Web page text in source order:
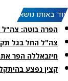
עוד באותו נושא:
הפרה בוטה: צה"ל
צה"ל החל בגל
חיזבאללה הפר
קצין נפצע